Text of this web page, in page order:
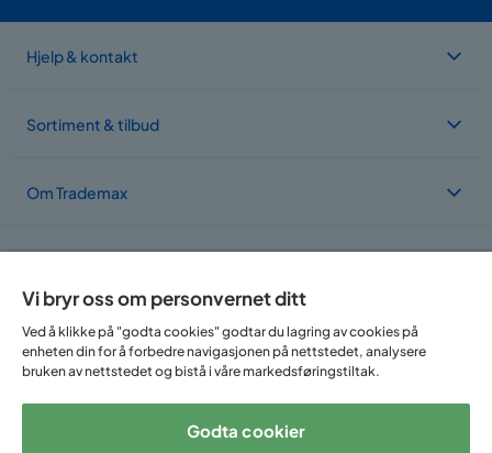
Hjelp & kontakt
Sortiment & tilbud
Om Trademax
Vi bryr oss om personvernet ditt
Ved å klikke på "godta cookies" godtar du lagring av cookies på
enheten din for å forbedre navigasjonen på nettstedet, analysere
bruken av nettstedet og bistå i våre markedsføringstiltak.
Godta cookier